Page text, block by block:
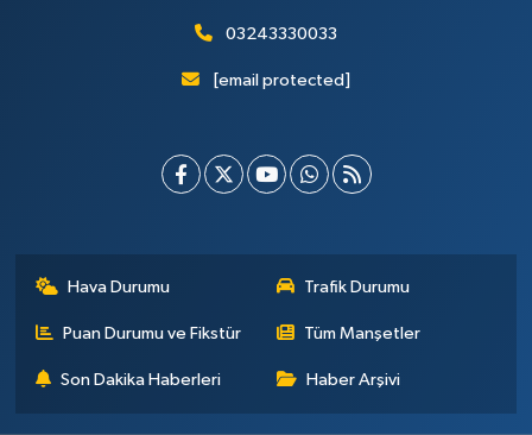
03243330033
[email protected]
Hava Durumu Trafik Durumu
Puan Durumu ve Fikstür Tüm Manşetler
Son Dakika Haberleri Haber Arşivi